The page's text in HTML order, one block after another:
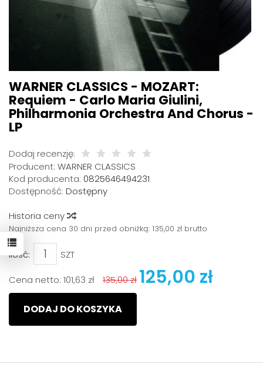
WARNER CLASSICS - MOZART:
Requiem - Carlo Maria Giulini,
Philharmonia Orchestra And Chorus -
LP
Dodaj recenzję:
Producent: WARNER CLASSICS
Kod producenta: 0825646494231
Dostępność: Dostępny
Historia ceny
Najniższa cena 30 dni przed obniżką: 135,00 zł brutto
Ilość: SZT
Cena netto: 101,63 zł 135,00 zł 125,00 zł
DODAJ DO KOSZYKA